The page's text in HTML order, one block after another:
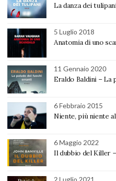
La danza dei
5 Luglio 2018
Anatomia di uno
11 Gennaio 2020
Eraldo Baldini – La
6 Febbraio 2015
Niente, più niente
6 Maggio 2022
Il dubbio del Killer
2 Luglio 2021